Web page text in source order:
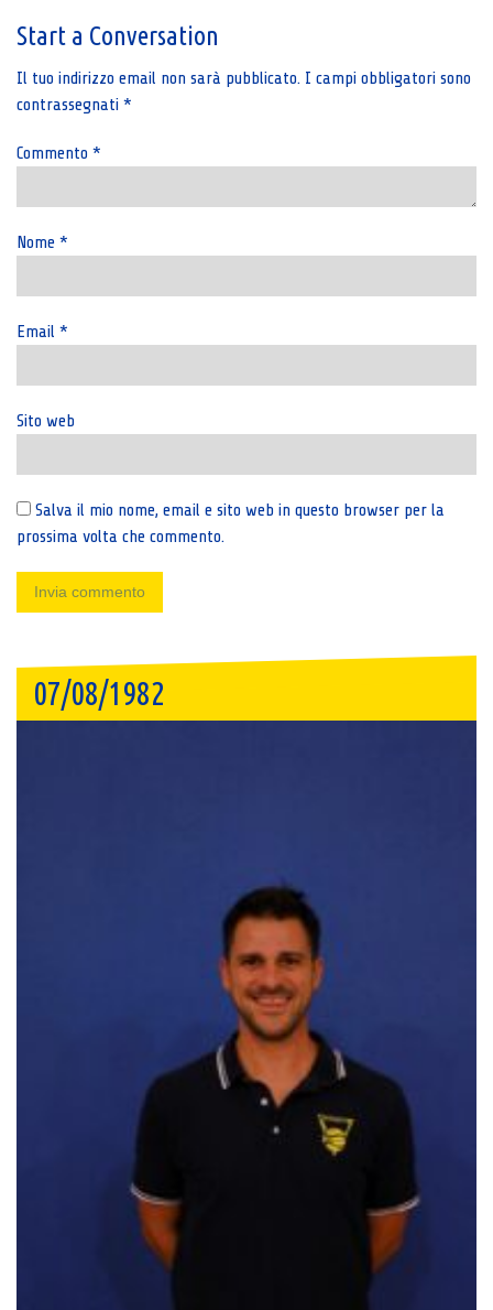
Start a Conversation
Il tuo indirizzo email non sarà pubblicato. I campi obbligatori sono
contrassegnati *
Commento *
Nome *
Email *
Sito web
Salva il mio nome, email e sito web in questo browser per la
prossima volta che commento.
07/08/1982